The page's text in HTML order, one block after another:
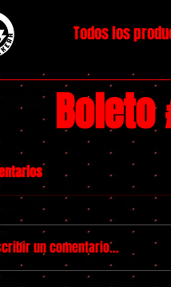
Todos los
Boleto
un comentario...